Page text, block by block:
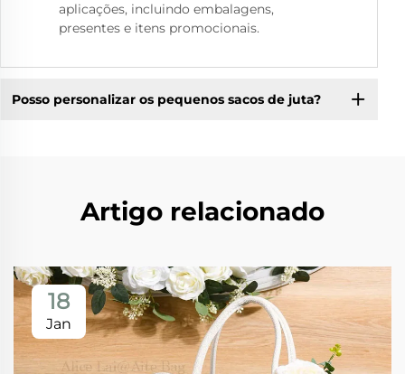
aplicações, incluindo embalagens,
presentes e itens promocionais.
Posso personalizar os pequenos sacos de juta?
Artigo relacionado
18
Jan